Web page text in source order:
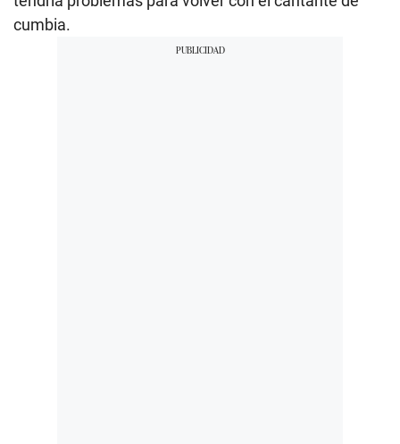
cumbia.